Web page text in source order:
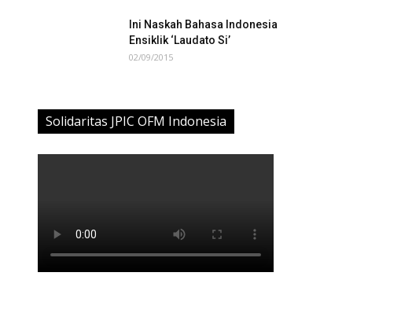
Ini Naskah Bahasa Indonesia
Ensiklik ‘Laudato Si’
02/09/2015
Solidaritas JPIC OFM Indonesia